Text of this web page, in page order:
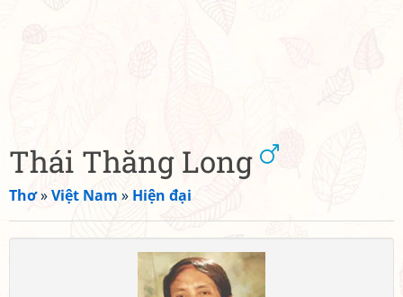
Thái Thăng Long
Thơ»Việt Nam » Hiện đại